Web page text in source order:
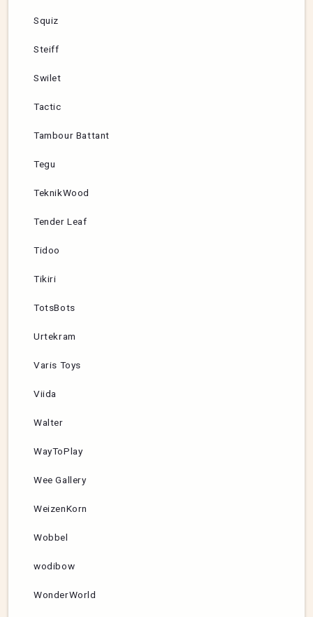
Squiz
Steiff
Swilet
Tactic
Tambour Battant
Tegu
TeknikWood
Tender Leaf
Tidoo
Tikiri
TotsBots
Urtekram
Varis Toys
Viida
Walter
WayToPlay
Wee Gallery
WeizenKorn
Wobbel
wodibow
WonderWorld